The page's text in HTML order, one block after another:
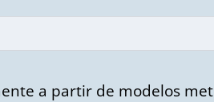
a partir de modelos